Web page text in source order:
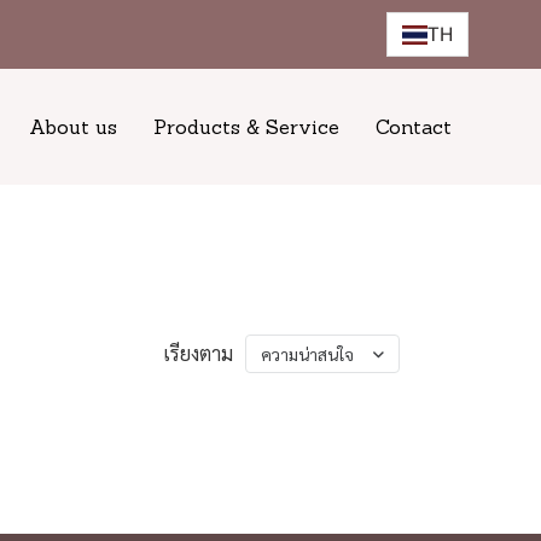
TH
About us Products & Service Contact
เรียงตาม ความน่าสนใจ